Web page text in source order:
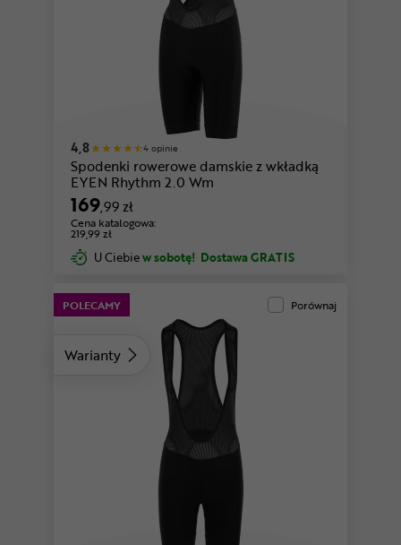
4,8 4 opinie
Spodenki rowerowe damskie z wkładką
EYEN Rhythm 2.0 Wm
169,99 zł
Cena katalogowa:
219,99 zł
U Ciebiew sobotę! Dostawa GRATIS
Warianty
POLECAMY Porównaj